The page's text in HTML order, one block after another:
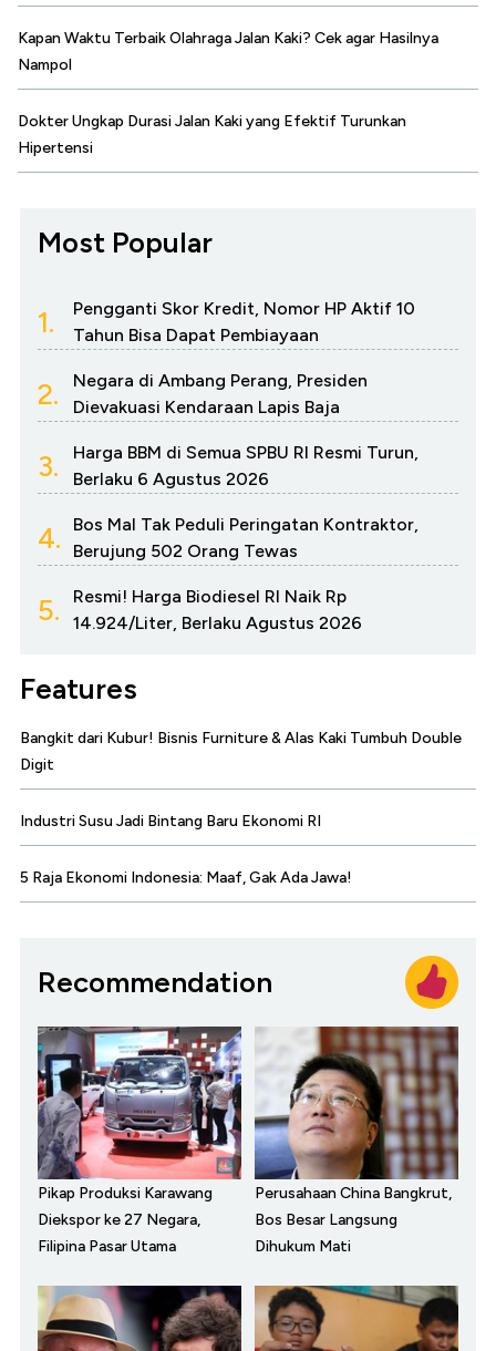
Kapan Waktu Terbaik Olahraga Jalan Kaki? Cek agar Hasilnya
Nampol
Dokter Ungkap Durasi Jalan Kaki yang Efektif Turunkan
Hipertensi
Most Popular
1.
Pengganti Skor Kredit, Nomor HP Aktif 10
Tahun Bisa Dapat Pembiayaan
2.
Negara di Ambang Perang, Presiden
Dievakuasi Kendaraan Lapis Baja
3.
Harga BBM di Semua SPBU RI Resmi Turun,
Berlaku 6 Agustus 2026
4.
Bos Mal Tak Peduli Peringatan Kontraktor,
Berujung 502 Orang Tewas
5.
Resmi! Harga Biodiesel RI Naik Rp
14.924/Liter, Berlaku Agustus 2026
Features
Bangkit dari Kubur! Bisnis Furniture & Alas Kaki Tumbuh Double
Digit
Industri Susu Jadi Bintang Baru Ekonomi RI
5 Raja Ekonomi Indonesia: Maaf, Gak Ada Jawa!
Recommendation
Pikap Produksi Karawang
Diekspor ke 27 Negara,
Filipina Pasar Utama
Perusahaan China Bangkrut,
Bos Besar Langsung
Dihukum Mati